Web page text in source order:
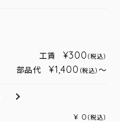
工賃 ¥300 （税込）
部品代 ¥1,400 （税込） ～
¥ 0 （税込）